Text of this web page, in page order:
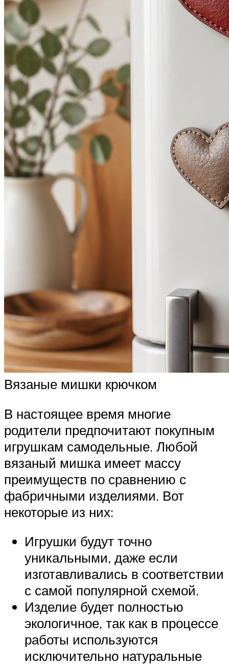
Вязаные мишки крючком
В настоящее время многие
родители предпочитают покупным
игрушкам самодельные. Любой
вязаный мишка имеет массу
преимуществ по сравнению с
фабричными изделиями. Вот
некоторые из них:
Игрушки будут точно
уникальными, даже если
изготавливались в соответствии
с самой популярной схемой.
Изделие будет полностью
экологичное, так как в процессе
работы используются
исключительно натуральные